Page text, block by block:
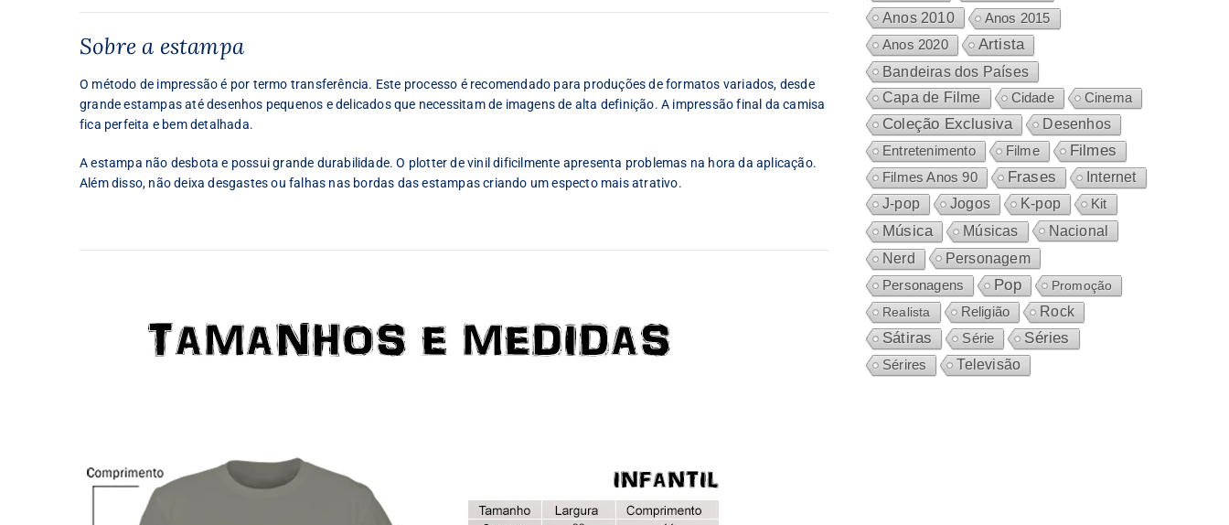
Sobre a estampa
O método de impressão é por termo transferência. Este processo é recomendado para produções de formatos variados, desde
grande estampas até desenhos pequenos e delicados que necessitam de imagens de alta definição. A impressão final da camisa
fica perfeita e bem detalhada.
A estampa não desbota e possui grande durabilidade. O plotter de vinil dificilmente apresenta problemas na hora da aplicação.
Além disso, não deixa desgastes ou falhas nas bordas das estampas criando um especto mais atrativo.
Anos 2010 Anos 2015
Anos 2020 Artista
Bandeiras dos Países
Capa de Filme Cidade Cinema
Coleção Exclusiva Desenhos
Entretenimento Filme Filmes
Filmes Anos 90 Frases
Internet
J-pop
Jogos K-pop Kit
Música Músicas Nacional
Nerd Personagem
Personagens Pop
Promoção
Realista
Religião Rock
Sátiras Série Séries
Sérires Televisão